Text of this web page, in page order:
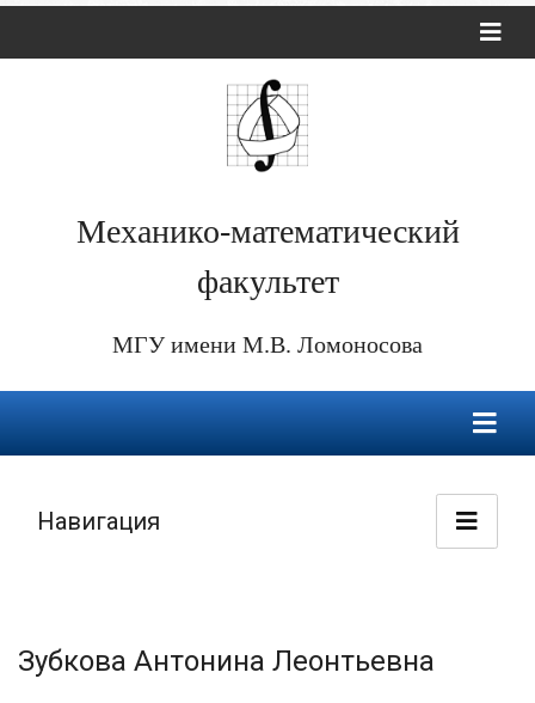
Механико-математический
факультет
МГУ имени М.В. Ломоносова
Навигация
Зубкова Антонина Леонтьевна